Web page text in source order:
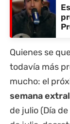
Quienes se
todavía más
mucho: el
semana
de julio (Día